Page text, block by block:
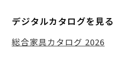
デジタルカタログを見る
総合家具カタログ 2026